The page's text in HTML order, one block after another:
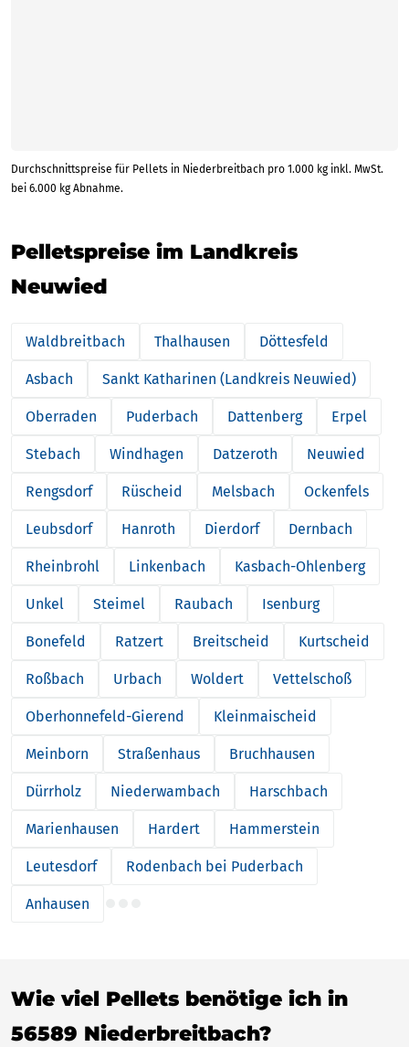
Durchschnittspreise für Pellets in Niederbreitbach pro 1.000 kg inkl. MwSt.
bei 6.000 kg Abnahme.
Pelletspreise im Landkreis
Neuwied
Waldbreitbach Thalhausen Döttesfeld
Asbach Sankt Katharinen (Landkreis Neuwied)
Oberraden Puderbach Dattenberg Erpel
Stebach Windhagen Datzeroth Neuwied
Rengsdorf Rüscheid Melsbach Ockenfels
Leubsdorf Hanroth Dierdorf Dernbach
Rheinbrohl Linkenbach Kasbach-Ohlenberg
Unkel Steimel Raubach Isenburg
Bonefeld Ratzert Breitscheid Kurtscheid
Roßbach Urbach Woldert Vettelschoß
Oberhonnefeld-Gierend Kleinmaischeid
Meinborn Straßenhaus Bruchhausen
Dürrholz Niederwambach Harschbach
Marienhausen Hardert Hammerstein
Leutesdorf Rodenbach bei Puderbach
Anhausen
Wie viel Pellets benötige ich in
56589 Niederbreitbach?